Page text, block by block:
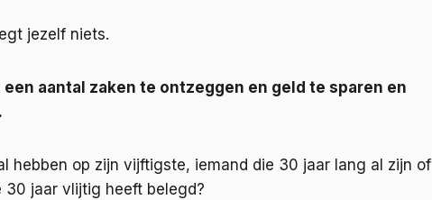
jezelf niets.
aantal zaken te ontzeggen en geld te sparen en
hebben op zijn vijftigste, iemand die 30 jaar lang al zijn of
jaar vlijtig heeft belegd?